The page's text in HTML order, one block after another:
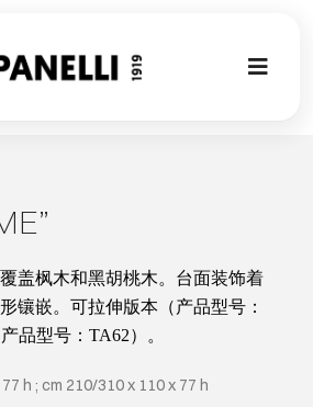
Toggle
现代风格
盖枫木和黑胡桃木。台面装饰着
镶嵌。可拉伸版本（产品型号：
品型号： TA62）。
h ; cm 210/310 x 110 x 77 h